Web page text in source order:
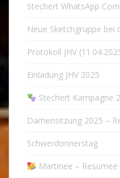
Stechert WhatsApp
Neue Sketchgruppe bei
Protokoll JHV
Einladung JHV 2025
Stechert Kampagne
Damensitzung 2025 –
Schwerdonnerstag
Martinee – Resümee